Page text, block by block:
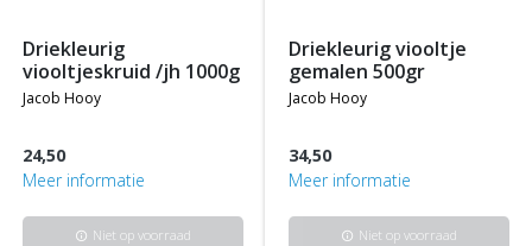
driekleurig
viooltjeskruid /jh 1000g
jacob hooy
24,50
Meer informatie
info Niet op voorraad
driekleurig viooltje
gemalen 500gr
jacob hooy
34,50
Meer informatie
info Niet op voorraad